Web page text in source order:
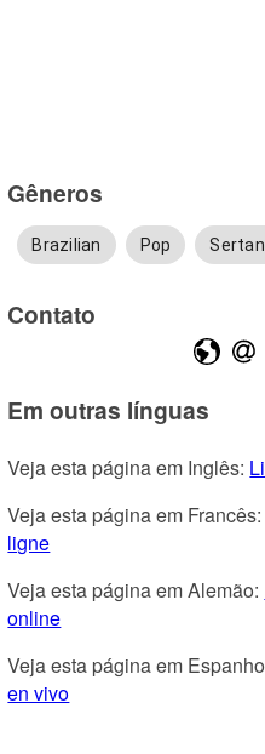
Gêneros
Brazilian Pop
Contato
Em outras línguas
Veja esta página em Inglês:
Veja esta página em Francês:
ligne
Veja esta página em Alemão:
online
Veja esta página em
en vivo